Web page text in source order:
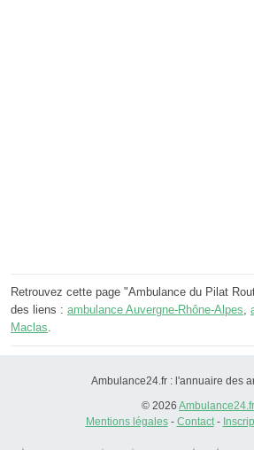
Retrouvez cette page "Ambulance du Pilat
des liens : ambulance Auvergne-Rhône-Alpes,
Maclas.
Ambulance24.fr : l'annuaire des
© 2026 Ambulance24.fr
Mentions légales- Contact-